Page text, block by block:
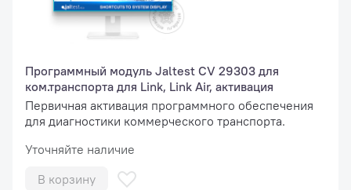
Программный модуль Jaltest СV 29303 для
ком.транспорта для Link, Link Air, активация
Первичная активация программного обеспечения
для диагностики коммерческого транспорта.
Уточняйте наличие
В корзину